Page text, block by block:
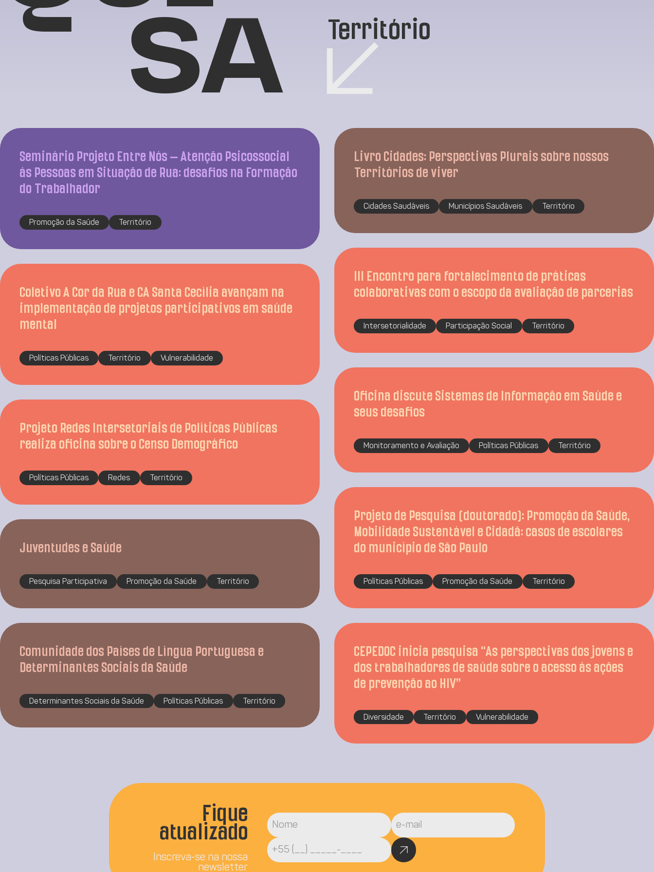
SA Território
Seminário Projeto Entre Nós – Atenção Psicossocial
às Pessoas em Situação de Rua: desafios na Formação
do Trabalhador
Promoção da Saúde Território
Livro Cidades: Perspectivas Plurais sobre nossos
Territórios de viver
Cidades Saudáveis Municípios Saudáveis Território
III Encontro para fortalecimento de práticas
colaborativas com o escopo da avaliação de parcerias
Intersetorialidade Participação Social Território
Coletivo A Cor da Rua e CA Santa Cecília avançam na
implementação de projetos participativos em saúde
mental
Políticas Públicas Território Vulnerabilidade
Oficina discute Sistemas de Informação em Saúde e
seus desafios
Monitoramento e Avaliação Políticas Públicas Território
Projeto Redes Intersetoriais de Políticas Públicas
realiza oficina sobre o Censo Demográfico
Políticas Públicas Redes Território
Projeto de Pesquisa (doutorado): Promoção da Saúde,
Mobilidade Sustentável e Cidadã: casos de escolares
do município de São Paulo
Políticas Públicas Promoção da Saúde Território
Juventudes e Saúde
Pesquisa Participativa Promoção da Saúde Território
Comunidade dos Países de Língua Portuguesa e
Determinantes Sociais da Saúde
Determinantes Sociais da Saúde Políticas Públicas Território
CEPEDOC inicia pesquisa “As perspectivas dos jovens e
dos trabalhadores de saúde sobre o acesso às ações
de prevenção ao HIV”
Diversidade Território Vulnerabilidade
Fique
atualizado
Inscreva-se na nossa
newsletter